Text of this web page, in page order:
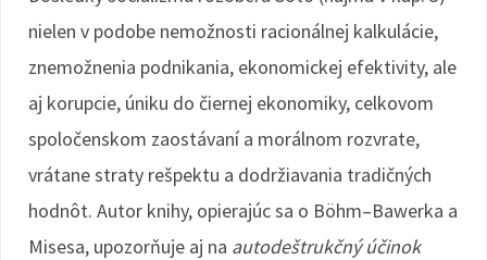
nielen v podobe nemožnosti racionálnej kalkulácie,
znemožnenia podnikania, ekonomickej efektivity, ale
aj korupcie, úniku do čiernej ekonomiky, celkovom
spoločenskom zaostávaní a morálnom rozvrate,
vrátane straty rešpektu a dodržiavania tradičných
hodnôt. Autor knihy, opierajúc sa o Böhm–Bawerka a
Misesa, upozorňuje aj na autodeštrukčný účinok